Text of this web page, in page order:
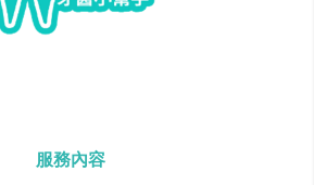
服務內容